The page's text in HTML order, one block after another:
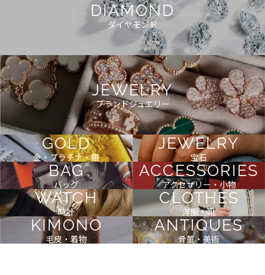
DIAMOND
ダイヤモンド
JEWELRY
ブランドジュエリー
GOLD
金・プラチナ・銀
JEWELRY
宝石
BAG
バッグ
ACCESSORIES
アクセサリー・小物
WATCH
時計
CLOTHES
洋服・靴
KIMONO
毛皮・着物
ANTIQUES
骨董・美術